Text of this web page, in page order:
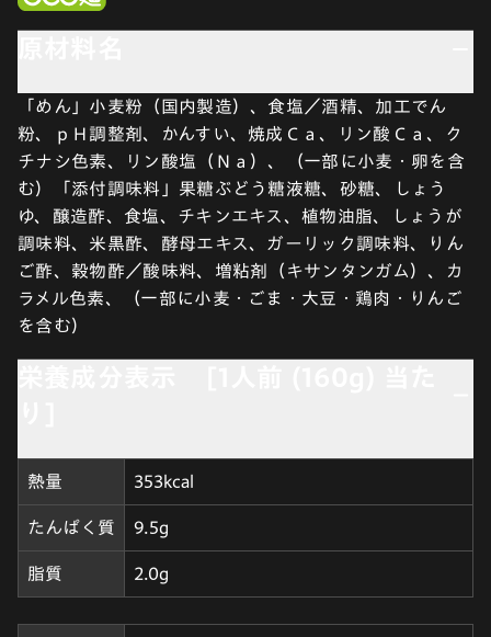
「めん」小麦粉（国内製造）、食塩／酒精、加工でん
粉、ｐＨ調整剤、かんすい、焼成Ｃａ、リン酸Ｃａ、ク
チナシ色素、リン酸塩（Ｎａ）、（一部に小麦・卵を含
む）「添付調味料」果糖ぶどう糖液糖、砂糖、しょう
ゆ、醸造酢、食塩、チキンエキス、植物油脂、しょうが
調味料、米黒酢、酵母エキス、ガーリック調味料、りん
ご酢、穀物酢／酸味料、増粘剤（キサンタンガム）、カ
ラメル色素、（一部に小麦・ごま・大豆・鶏肉・りんご
を含む）
熱量 353kcal
たんぱく質 9.5g
脂質 2.0g